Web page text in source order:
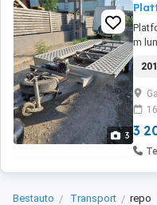
3
m
3
Bestauto Transport repo